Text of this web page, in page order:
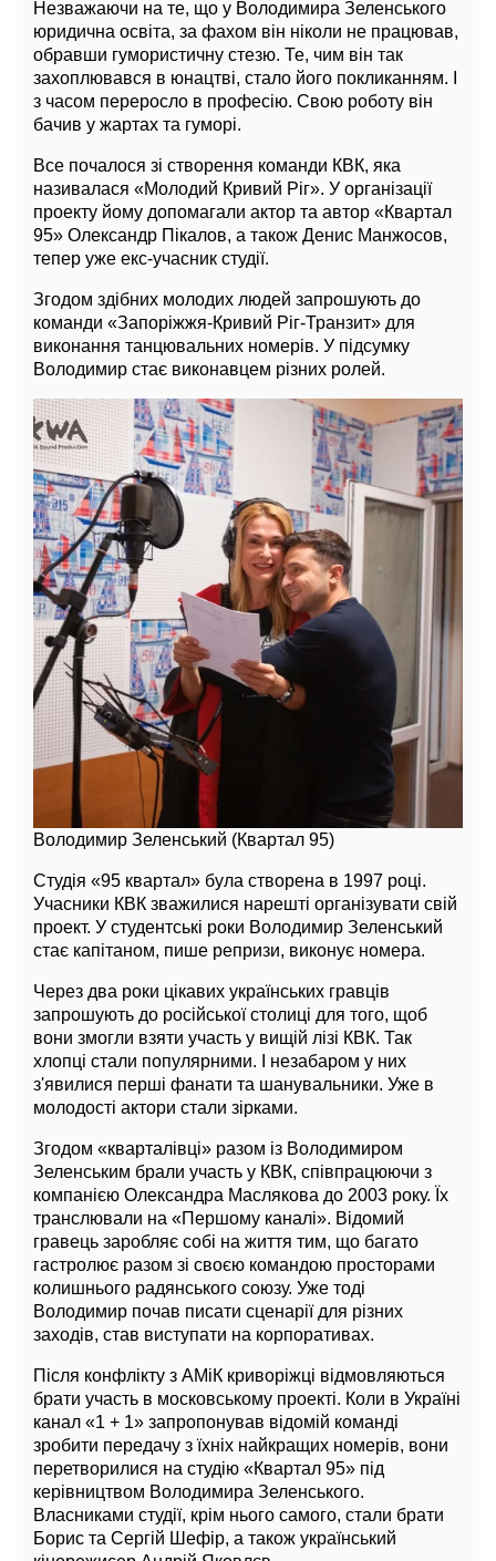
Незважаючи на те, що у Володимира Зеленського
юридична освіта, за фахом він ніколи не працював,
обравши гумористичну стезю. Те, чим він так
захоплювався в юнацтві, стало його покликанням. І
з часом переросло в професію. Свою роботу він
бачив у жартах та гуморі.
Все почалося зі створення команди КВК, яка
називалася «Молодий Кривий Ріг». У організації
проекту йому допомагали актор та автор «Квартал
95» Олександр Пікалов, а також Денис Манжосов,
тепер уже екс-учасник студії.
Згодом здібних молодих людей запрошують до
команди «Запоріжжя-Кривий Ріг-Транзит» для
виконання танцювальних номерів. У підсумку
Володимир стає виконавцем різних ролей.
Володимир Зеленський (Квартал 95)
Студія «95 квартал» була створена в 1997 році.
Учасники КВК зважилися нарешті організувати свій
проект. У студентські роки Володимир Зеленський
стає капітаном, пише репризи, виконує номера.
Через два роки цікавих українських гравців
запрошують до російської столиці для того, щоб
вони змогли взяти участь у вищій лізі КВК. Так
хлопці стали популярними. І незабаром у них
з'явилися перші фанати та шанувальники. Уже в
молодості актори стали зірками.
Згодом «кварталівці» разом із Володимиром
Зеленським брали участь у КВК, співпрацюючи з
компанією Олександра Маслякова до 2003 року. Їх
транслювали на «Першому каналі». Відомий
гравець заробляє собі на життя тим, що багато
гастролює разом зі своєю командою просторами
колишнього радянського союзу. Уже тоді
Володимир почав писати сценарії для різних
заходів, став виступати на корпоративах.
Після конфлікту з АМіК криворіжці відмовляються
брати участь в московському проекті. Коли в Україні
канал «1 + 1» запропонував відомій команді
зробити передачу з їхніх найкращих номерів, вони
перетворилися на студію «Квартал 95» під
керівництвом Володимира Зеленського.
Власниками студії, крім нього самого, стали брати
Борис та Сергій Шефір, а також український